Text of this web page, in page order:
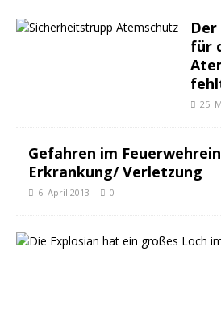
für
25.
Gefahren im
Erkrankung/ Verletzung
6. April 2013 0